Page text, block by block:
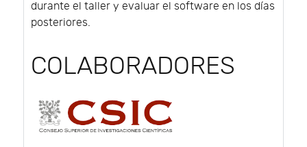
durante el taller y evaluar el software en los días
posteriores.
COLABORADORES